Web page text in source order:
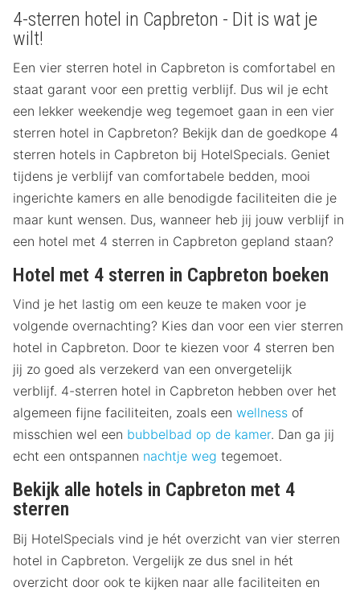
4-sterren hotel in Capbreton - Dit is wat je
wilt!
Een vier sterren hotel in Capbreton is comfortabel en
staat garant voor een prettig verblijf. Dus wil je echt
een lekker weekendje weg tegemoet gaan in een vier
sterren hotel in Capbreton? Bekijk dan de goedkope 4
sterren hotels in Capbreton bij HotelSpecials. Geniet
tijdens je verblijf van comfortabele bedden, mooi
ingerichte kamers en alle benodigde faciliteiten die je
maar kunt wensen. Dus, wanneer heb jij jouw verblijf in
een hotel met 4 sterren in Capbreton gepland staan?
Hotel met 4 sterren in Capbreton boeken
Vind je het lastig om een keuze te maken voor je
volgende overnachting? Kies dan voor een vier sterren
hotel in Capbreton. Door te kiezen voor 4 sterren ben
jij zo goed als verzekerd van een onvergetelijk
verblijf. 4-sterren hotel in Capbreton hebben over het
algemeen fijne faciliteiten, zoals een wellness of
misschien wel een bubbelbad op de kamer. Dan ga jij
echt een ontspannen nachtje weg tegemoet.
Bekijk alle hotels in Capbreton met 4
sterren
Bij HotelSpecials vind je hét overzicht van vier sterren
hotel in Capbreton. Vergelijk ze dus snel in hét
overzicht door ook te kijken naar alle faciliteiten en